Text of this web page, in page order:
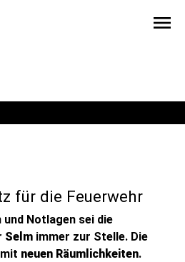
menu
für die Feuerwehr
und Notlagen sei die
Selm immer zur Stelle. Die
neuen Räumlichkeiten.